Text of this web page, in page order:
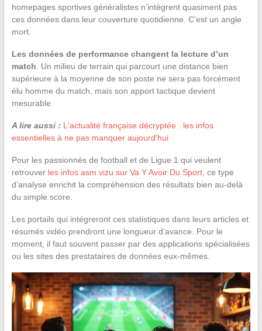
homepages sportives généralistes n’intègrent quasiment pas
ces données dans leur couverture quotidienne. C’est un angle
mort.
Les données de performance changent la lecture d’un
match . Un milieu de terrain qui parcourt une distance bien
supérieure à la moyenne de son poste ne sera pas forcément
élu homme du match, mais son apport tactique devient
mesurable.
A lire aussi : L'actualité française décryptée : les infos
essentielles à ne pas manquer aujourd'hui
Pour les passionnés de football et de Ligue 1 qui veulent
retrouver les infos asm vizu sur Va Y Avoir Du Sport, ce type
d’analyse enrichit la compréhension des résultats bien au-delà
du simple score.
Les portails qui intégreront ces statistiques dans leurs articles et
résumés vidéo prendront une longueur d’avance. Pour le
moment, il faut souvent passer par des applications spécialisées
ou les sites des prestataires de données eux-mêmes.